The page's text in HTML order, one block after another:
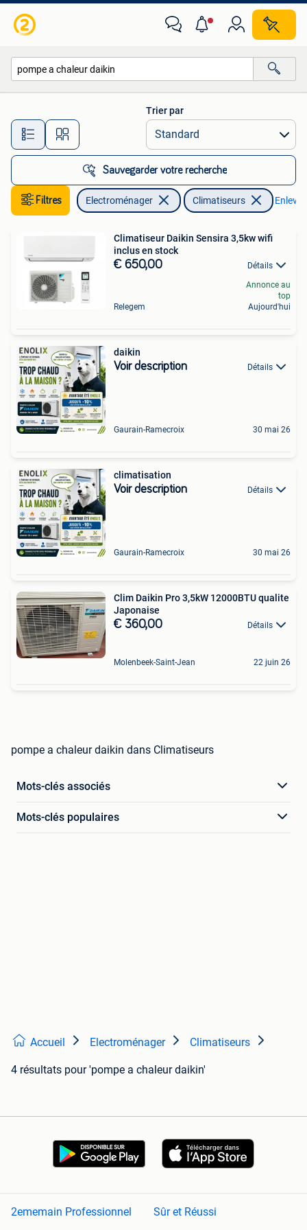
Toutes les distances…
Trier par
Sauvegarder votre recherche
Filtres Electroménager Climatiseurs
Climatiseur Daikin Sensira 3,5kw wifi
inclus en stock
€ 650,00 Détails
Relegem
Annonce au
top
Aujourd'hui
daikin
Voir description Détails
Gaurain-Ramecroix 30 mai 26
climatisation
Voir description Détails
Gaurain-Ramecroix 30 mai 26
Clim Daikin Pro 3,5kW 12000BTU qualite
Japonaise
€ 360,00 Détails
Molenbeek-Saint-Jean 22 juin 26
pompe a chaleur daikin dans Climatiseurs
Mots-clés associés
Mots-clés populaires
Accueil Electroménager Climatiseurs
4 résultats pour 'pompe a chaleur daikin'
2ememain Professionnel Sûr et Réussi